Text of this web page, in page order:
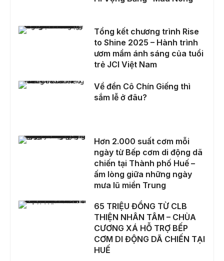
Tổng kết chương trình Rise to Shine 2025 – Hành trình ươm mầm ánh sáng của tuổi trẻ JCI Việt Nam
Tổng kết chương trình Rise
to Shine 2025 – Hành trình
ươm mầm ánh sáng của tuổi
trẻ JCI Việt Nam
Về đền Cô Chín Giếng thì sắm lễ ở đâu?
Về đền Cô Chín Giếng thì
sắm lễ ở đâu?
Hơn 2.000 suất cơm mỗi ngày từ Bếp cơm di động dã chiến tại Thành phố Huế – ấm lòng giữa những ngày mưa lũ miền Trung
Hơn 2.000 suất cơm mỗi
ngày từ Bếp cơm di động dã
chiến tại Thành phố Huế –
ấm lòng giữa những ngày
mưa lũ miền Trung
65 TRIỆU ĐỒNG TỪ CLB THIỆN NHÂN TÂM – CHÙA CƯƠNG XÁ HỖ TRỢ BẾP CƠM DI ĐỘNG DÃ CHIẾN TẠI HUẾ
65 TRIỆU ĐỒNG TỪ CLB
THIỆN NHÂN TÂM – CHÙA
CƯƠNG XÁ HỖ TRỢ BẾP
CƠM DI ĐỘNG DÃ CHIẾN TẠI
HUẾ